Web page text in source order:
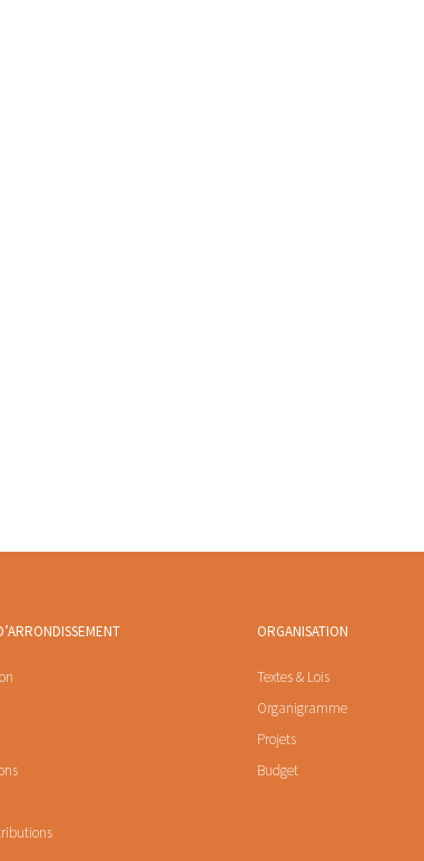
ORGANISATION
Textes & Lois
Organigramme
Projets
Budget